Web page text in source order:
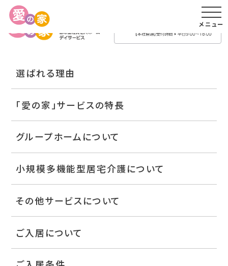
メニュー
選ばれる理由
「愛の家」サービスの特長
グループホームについて
小規模多機能型居宅介護について
その他サービスについて
ご入居について